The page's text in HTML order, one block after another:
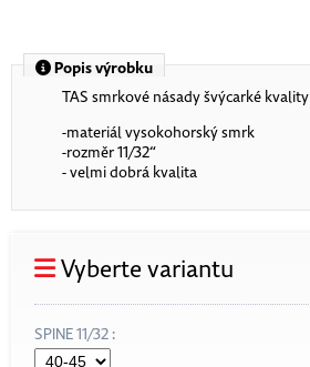
Popis výrobku
TAS smrkové násady švýcarké kvality
-materiál vysokohorský smrk
-rozměr 11/32“
- velmi dobrá kvalita
Vyberte variantu
SPINE 11/32 :